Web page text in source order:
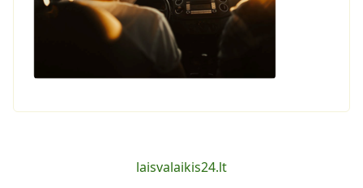
laisvalaikis24.lt